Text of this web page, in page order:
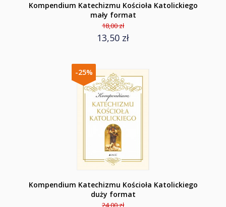
Kompendium Katechizmu Kościoła Katolickiego
mały format
18,00 zł
13,50 zł
-25%
Kompendium Katechizmu Kościoła Katolickiego
duży format
24,00 zł